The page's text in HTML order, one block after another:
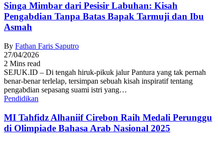
Singa Mimbar dari Pesisir Labuhan: Kisah
Pengabdian Tanpa Batas Bapak Tarmuji dan Ibu
Asmah
By Fathan Faris Saputro
27/04/2026
2 Mins read
SEJUK.ID – Di tengah hiruk-pikuk jalur Pantura yang tak pernah
benar-benar terlelap, tersimpan sebuah kisah inspiratif tentang
pengabdian sepasang suami istri yang…
Pendidikan
MI Tahfidz Alhaniif Cirebon Raih Medali Perunggu
di Olimpiade Bahasa Arab Nasional 2025